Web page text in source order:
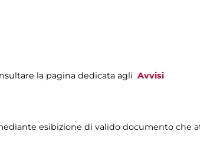
la pagina dedicata agli Avvisi
esibizione di valido documento che